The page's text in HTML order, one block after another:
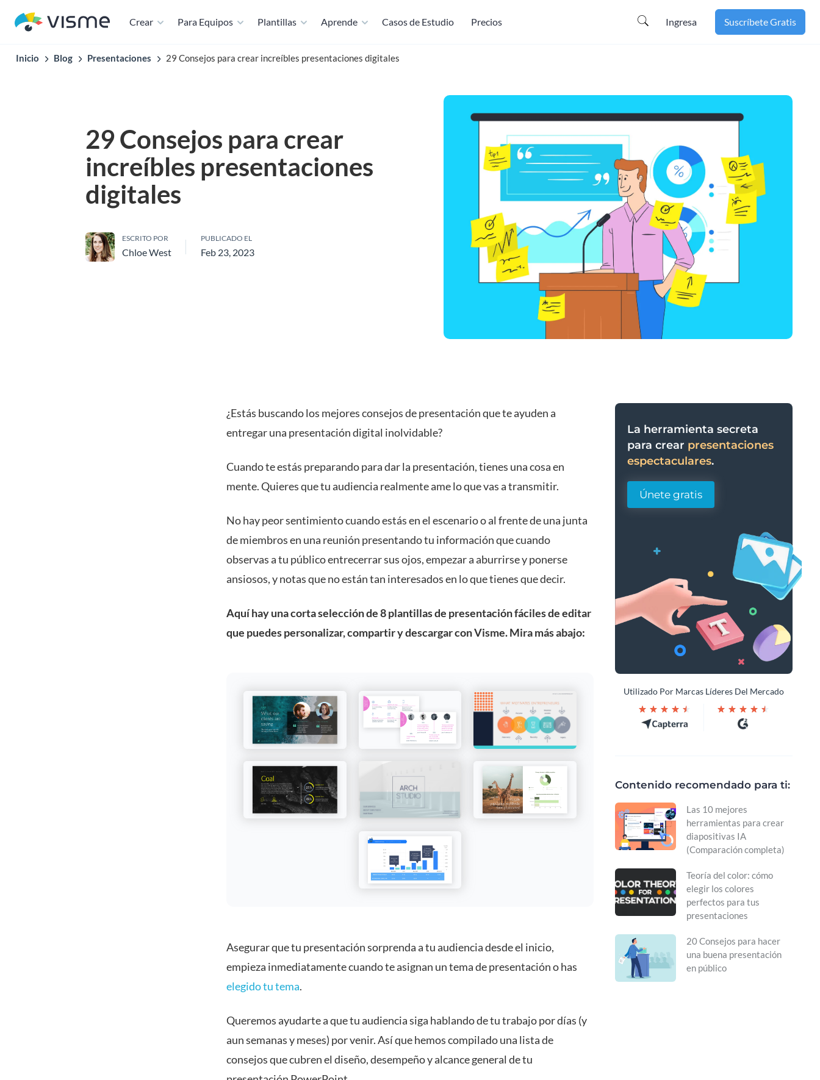
Crear Para Equipos Plantillas Aprende Casos de Estudio Precios Ingresa Suscríbete Gratis
Inicio Blog Presentaciones 29 Consejos para crear increíbles presentaciones digitales
29 Consejos para crear
increíbles presentaciones
digitales
ESCRITO POR
Chloe West
PUBLICADO EL
Feb 23, 2023
¿Estás buscando los mejores consejos de presentación que te ayuden a
entregar una presentación digital inolvidable?
Cuando te estás preparando para dar la presentación, tienes una cosa en
mente. Quieres que tu audiencia realmente ame lo que vas a transmitir.
No hay peor sentimiento cuando estás en el escenario o al frente de una junta
de miembros en una reunión presentando tu información que cuando
observas a tu público entrecerrar sus ojos, empezar a aburrirse y ponerse
ansiosos, y notas que no están tan interesados en lo que tienes que decir.
Aquí hay una corta selección de 8 plantillas de presentación fáciles de editar
que puedes personalizar, compartir y descargar con Visme. Mira más abajo:
Asegurar que tu presentación sorprenda a tu audiencia desde el inicio,
empieza inmediatamente cuando te asignan un tema de presentación o has
elegido tu tema.
Queremos ayudarte a que tu audiencia siga hablando de tu trabajo por días (y
aun semanas y meses) por venir. Así que hemos compilado una lista de
consejos que cubren el diseño, desempeño y alcance general de tu
La herramienta secreta
para crear presentaciones
espectaculares.
Únete gratis
Utilizado Por Marcas Líderes Del Mercado
Contenido recomendado para ti:
Las 10 mejores
herramientas para crear
diapositivas IA
(Comparación completa)
Teoría del color: cómo
elegir los colores
perfectos para tus
presentaciones
20 Consejos para hacer
una buena presentación
en público